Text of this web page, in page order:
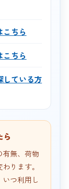
ちら
ちら
している方
ら
有無、荷物
ります。
つ利用し